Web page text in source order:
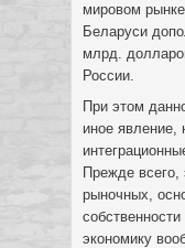
мировом
Беларуси
млрд.
России.
При этом
иное явление,
Прежде всего,
рыночных,
экономику